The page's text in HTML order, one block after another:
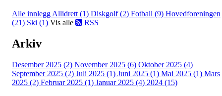
Alle innlegg Allidrett (1) Diskgolf (2) Fotball (9) Hovedforeningen
(21) Ski (1) Vis alle RSS
Arkiv
Desember 2025 (2) November 2025 (6) Oktober 2025 (4)
September 2025 (2) Juli 2025 (1) Juni 2025 (1) Mai 2025 (1) Mars
2025 (2) Februar 2025 (1) Januar 2025 (4) 2024 (15)